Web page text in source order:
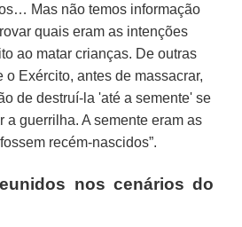
Mas não temos informação
quais eram as intenções
ao matar crianças. De outras
o Exército, antes de massacrar,
de destruí-la 'até a semente' se
a guerrilha. A semente eram as
recém-nascidos”.
nos cenários do